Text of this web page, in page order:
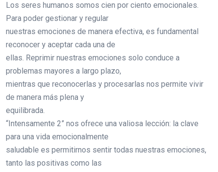
Los seres humanos somos cien por ciento emocionales.
Para poder gestionar y regular
nuestras emociones de manera efectiva, es fundamental
reconocer y aceptar cada una de
ellas. Reprimir nuestras emociones solo conduce a
problemas mayores a largo plazo,
mientras que reconocerlas y procesarlas nos permite vivir
de manera más plena y
equilibrada.
“Intensamente 2” nos ofrece una valiosa lección: la clave
para una vida emocionalmente
saludable es permitirnos sentir todas nuestras emociones,
tanto las positivas como las